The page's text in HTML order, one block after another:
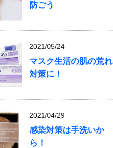
防ごう
2021/05/24
マスク生活の肌の荒れ
対策に！
2021/04/29
感染対策は手洗いか
ら！